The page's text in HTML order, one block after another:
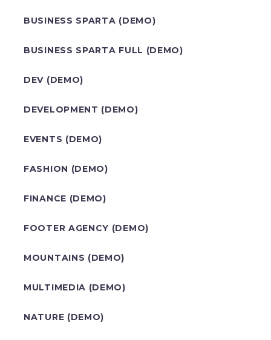
BUSINESS SPARTA (DEMO)
BUSINESS SPARTA FULL (DEMO)
DEV (DEMO)
DEVELOPMENT (DEMO)
EVENTS (DEMO)
FASHION (DEMO)
FINANCE (DEMO)
FOOTER AGENCY (DEMO)
MOUNTAINS (DEMO)
MULTIMEDIA (DEMO)
NATURE (DEMO)